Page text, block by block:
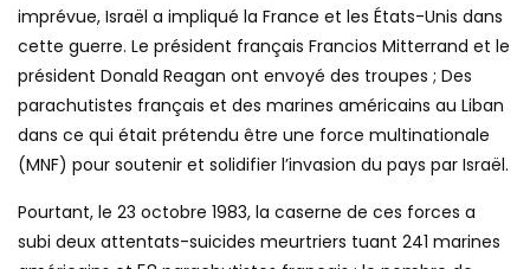
imprévue, Israël a impliqué la France et les États-Unis dans
cette guerre. Le président français Francios Mitterrand et le
président Donald Reagan ont envoyé des troupes ; Des
parachutistes français et des marines américains au Liban
dans ce qui était prétendu être une force multinationale
(MNF) pour soutenir et solidifier l’invasion du pays par Israël.
Pourtant, le 23 octobre 1983, la caserne de ces forces a
subi deux attentats-suicides meurtriers tuant 241 marines